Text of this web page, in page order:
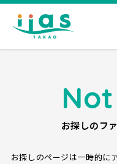
お探しのフ
お探しのページは一時的に